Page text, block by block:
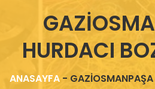
HURDACI
ANASAYFA-